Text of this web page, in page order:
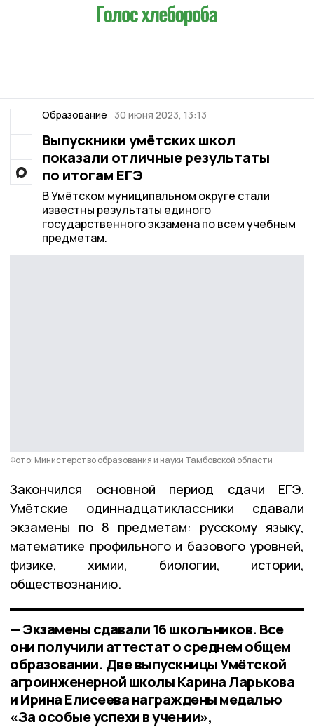
Образование 30 июня 2023, 13:13
Выпускники умётских школ
показали отличные результаты
по итогам ЕГЭ
В Умётском муниципальном округе стали
известны результаты единого
государственного экзамена по всем учебным
предметам.
Фото: Министерство образования и науки Тамбовской области
Закончился основной период сдачи ЕГЭ.
Умётские одиннадцатиклассники сдавали
экзамены по 8 предметам: русскому языку,
математике профильного и базового уровней,
физике, химии, биологии, истории,
обществознанию.
— Экзамены сдавали 16 школьников. Все
они получили аттестат о среднем общем
образовании. Две выпускницы Умётской
агроинженерной школы Карина Ларькова
и Ирина Елисеева награждены медалью
«За особые успехи в учении»,